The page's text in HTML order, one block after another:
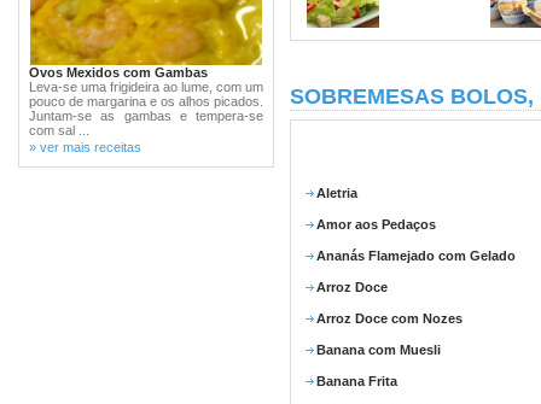
Ovos Mexidos com Gambas
Leva-se uma frigideira ao lume, com um
pouco de margarina e os alhos picados.
Juntam-se as gambas e tempera-se
com sal ...
» ver mais receitas
SOBREMESAS
Aletria
Amor aos Pedaços
Ananás Flamejado com Gelado
Arroz Doce
Arroz Doce com Nozes
Banana com Muesli
Banana Frita